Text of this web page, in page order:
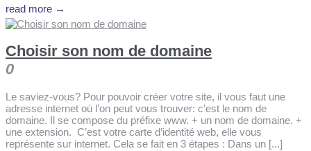
read more →
Choisir son nom de domaine
0
Le saviez-vous? Pour pouvoir créer votre site, il vous faut une
adresse internet où l’on peut vous trouver: c’est le nom de
domaine. Il se compose du préfixe www. + un nom de domaine. +
une extension. C’est votre carte d’identité web, elle vous
représente sur internet. Cela se fait en 3 étapes : Dans un [...]